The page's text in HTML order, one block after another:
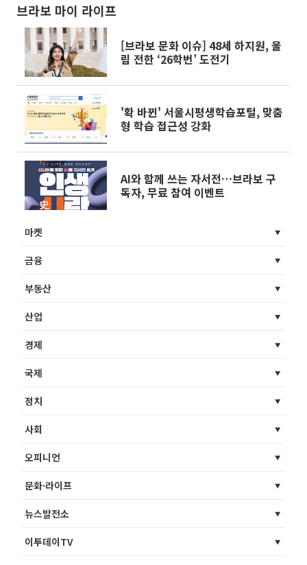
브라보 마이 라이프
[브라보 문화 이슈] 48세 하지원, 울
림 전한 ‘26학번’ 도전기
'확 바뀐' 서울시평생학습포털, 맞춤
형 학습 접근성 강화
AI와 함께 쓰는 자서전…브라보 구
독자, 무료 참여 이벤트
마켓
금융
부동산
산업
경제
국제
정치
사회
오피니언
문화·라이프
뉴스발전소
이투데이TV